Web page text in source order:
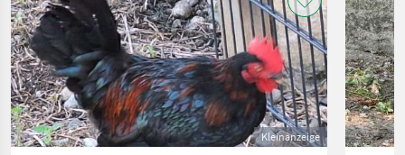
Kleinanzeige